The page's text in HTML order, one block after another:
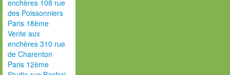
enchères 108 rue
des Poissonniers
Paris 18ème
Vente aux
enchères 310 rue
de Charenton
Paris 12ème